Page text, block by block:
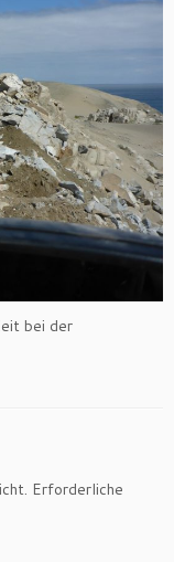
bei der
Erforderliche